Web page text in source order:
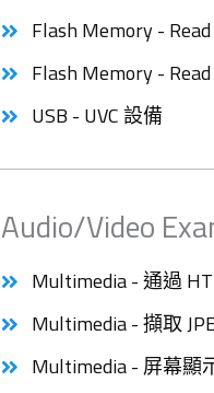
Flash Memory -
Flash Memory -
USB - UVC 設備
Audio/Video
Multimedia - 通過
Multimedia - 擷取
Multimedia - 屏幕顯